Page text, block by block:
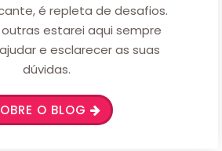
é repleta de desafios.
outras estarei aqui sempre
e esclarecer as suas
dúvidas.
O BLOG